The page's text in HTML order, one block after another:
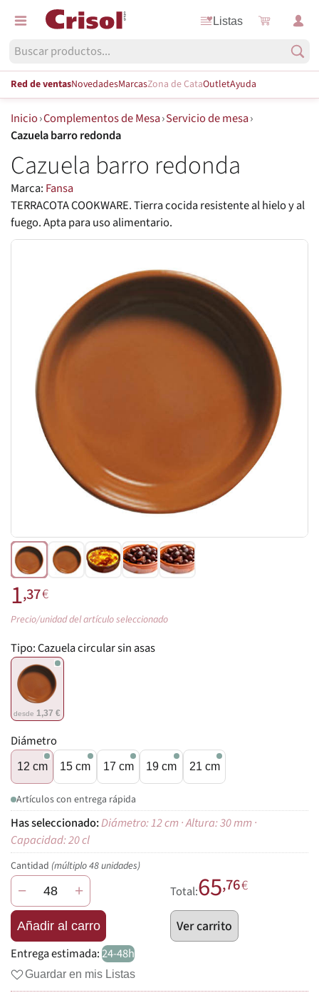
Listas
Red de ventasNovedadesMarcasZona de CataOutletAyuda
Inicio›Complementos de Mesa›Servicio de mesa›
Cazuela barro redonda
Cazuela barro redonda
Marca: Fansa
TERRACOTA COOKWARE. Tierra cocida resistente al hielo y al
fuego. Apta para uso alimentario.
1,37€
Precio/unidad del artículo seleccionado
Tipo:Cazuela circular sin asas
desde 1,37 €
Diámetro
12 cm 15 cm 17 cm 19 cm 21 cm
Artículos con entrega rápida
Diámetro: 12 cm · Altura: 30 mm ·
Capacidad: 20 cl
Cantidad (múltiplo 48 unidades)
− +
Añadir al carro
Total:65,76€
Ver carrito
Entrega estimada:24-48h
Guardar en mis Listas